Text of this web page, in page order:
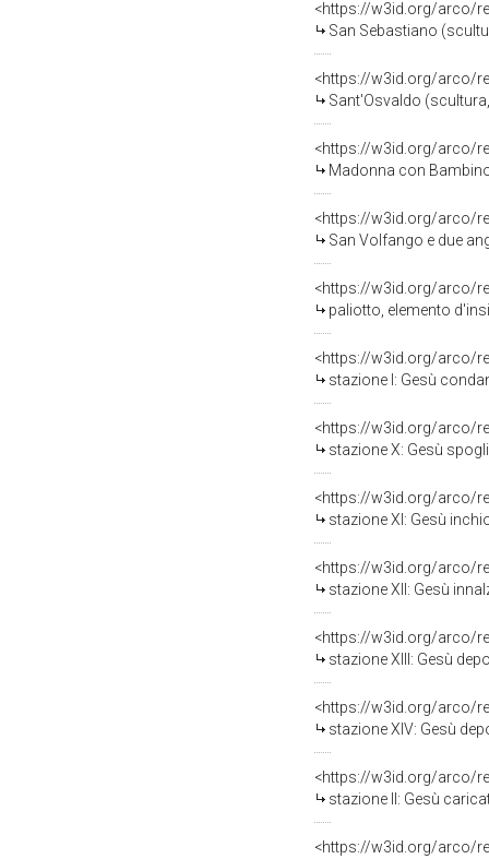
<https://w3id.org/arco/
San Sebastiano
<https://w3id.org/arco/
Sant'Osvaldo
<https://w3id.org/arco/
Madonna con
<https://w3id.org/arco/
San Volfango e due
<https://w3id.org/arco/
paliotto, elemento
<https://w3id.org/arco/
stazione I: Gesù
<https://w3id.org/arco/
stazione X: Gesù
<https://w3id.org/arco/
stazione XI: Gesù
<https://w3id.org/arco/
stazione XII: Gesù
<https://w3id.org/arco/
stazione XIII: Gesù
<https://w3id.org/arco/
stazione XIV: Gesù
<https://w3id.org/arco/
stazione II: Gesù
<https://w3id.org/arco/